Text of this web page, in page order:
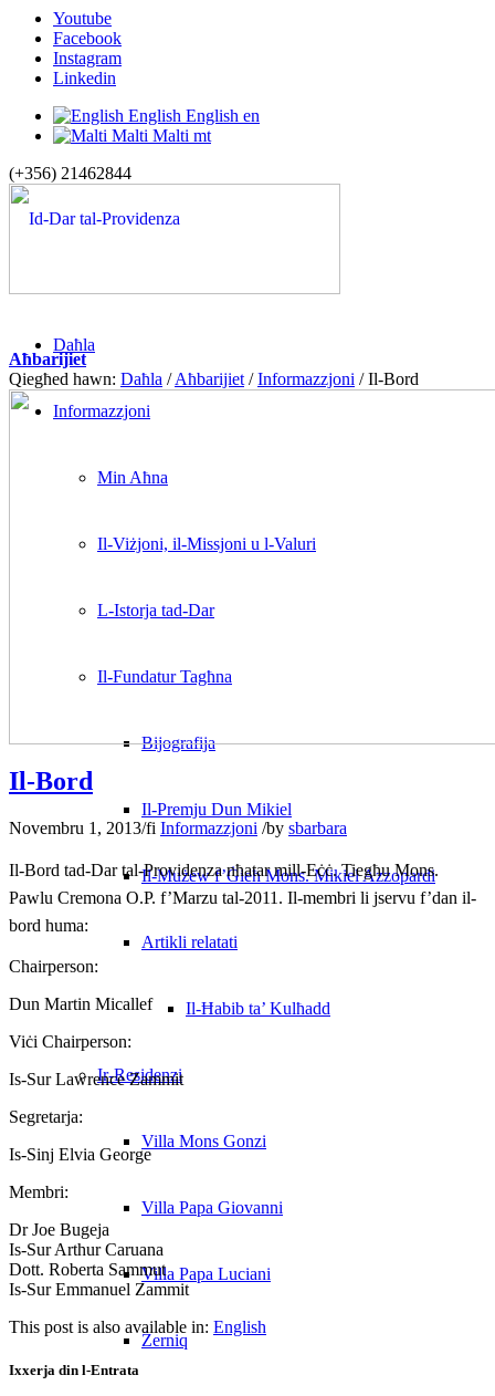
Youtube
Facebook
Instagram
Linkedin
English English en
Malti Malti mt
(+356) 21462844
Daħla
Informazzjoni
Min Aħna
Il-Viżjoni, il-Missjoni u l-Valuri
L-Istorja tad-Dar
Il-Fundatur Tagħna
Bijografija
Il-Premju Dun Mikiel
Il-Mużew f’Ġieħ Mons. Mikiel Azzopardi
Artikli relatati
Il-Ħabib ta’ Kulħadd
Ir-Residenzi
Villa Mons Gonzi
Villa Papa Giovanni
Villa Papa Luciani
Żerniq
Aħbarijiet
Qiegħed hawn: Daħla / Aħbarijiet / Informazzjoni / Il-Bord
Il-Bord
Novembru 1, 2013/fi Informazzjoni /by sbarbara
Il-Bord tad-Dar tal-Providenza nħatar mill-Eċċ. Tiegħu Mons.
Pawlu Cremona O.P. f’Marzu tal-2011. Il-membri li jservu f’dan il-
bord huma:
Chairperson:
Dun Martin Micallef
Viċi Chairperson:
Is-Sur Lawrence Zammit
Segretarja:
Is-Sinj Elvia George
Membri:
Dr Joe Bugeja
Is-Sur Arthur Caruana
Dott. Roberta Sammut
Is-Sur Emmanuel Zammit
This post is also available in: English
Ixxerja din l-Entrata